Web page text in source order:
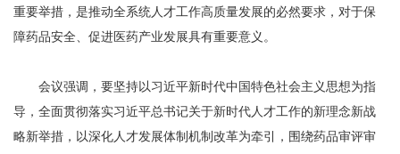
重要举措，是推动全系统人才工作高质量发展的必然要求，对于保
障药品安全、促进医药产业发展具有重要意义。
会议强调，要坚持以习近平新时代中国特色社会主义思想为指
导，全面贯彻落实习近平总书记关于新时代人才工作的新理念新战
略新举措，以深化人才发展体制机制改革为牵引，围绕药品审评审